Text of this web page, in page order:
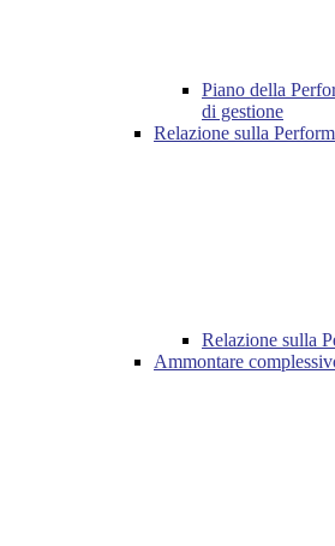
Piano della
di gestione
Relazione sulla
Relazione sulla
Ammontare